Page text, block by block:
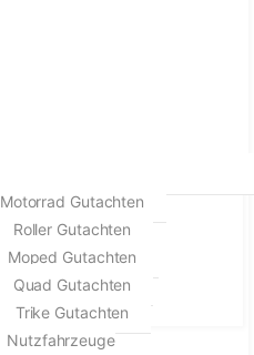
Motorrad Gutachten
Roller Gutachten
Moped Gutachten
Quad Gutachten
Trike Gutachten
Nutzfahrzeuge